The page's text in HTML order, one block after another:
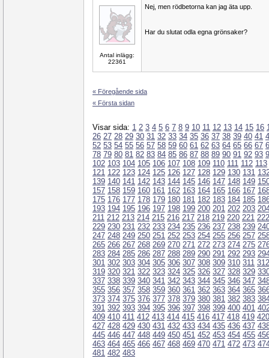
Antal inlägg:
22361
Nej, men rödbetorna kan jag äta upp.
Har du slutat odla egna grönsaker?
« Föregående sida
« Första sidan
Visar sida: 1 2 3 4 5 6 7 8 9 10 11 12 13 14 15 16
26 27 28 29 30 31 32 33 34 35 36 37 38 39 40 41
52 53 54 55 56 57 58 59 60 61 62 63 64 65 66 67
78 79 80 81 82 83 84 85 86 87 88 89 90 91 92 93
102 103 104 105 106 107 108 109 110 111 112 113
121 122 123 124 125 126 127 128 129 130 131
139 140 141 142 143 144 145 146 147 148 149
157 158 159 160 161 162 163 164 165 166 167
175 176 177 178 179 180 181 182 183 184 185
193 194 195 196 197 198 199 200 201 202 203
211 212 213 214 215 216 217 218 219 220 221 222
229 230 231 232 233 234 235 236 237 238 239
247 248 249 250 251 252 253 254 255 256 257
265 266 267 268 269 270 271 272 273 274 275
283 284 285 286 287 288 289 290 291 292 293
301 302 303 304 305 306 307 308 309 310 311 312
319 320 321 322 323 324 325 326 327 328 329
337 338 339 340 341 342 343 344 345 346 347
355 356 357 358 359 360 361 362 363 364 365
373 374 375 376 377 378 379 380 381 382 383
391 392 393 394 395 396 397 398 399 400 401
409 410 411 412 413 414 415 416 417 418 419 420
427 428 429 430 431 432 433 434 435 436 437
445 446 447 448 449 450 451 452 453 454 455
463 464 465 466 467 468 469 470 471 472 473
481 482 483